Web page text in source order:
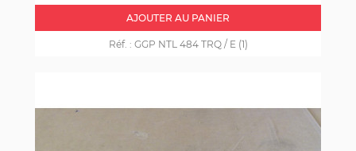
AJOUTER AU PANIER
Réf. : GGP NTL 484 TRQ / E (1)